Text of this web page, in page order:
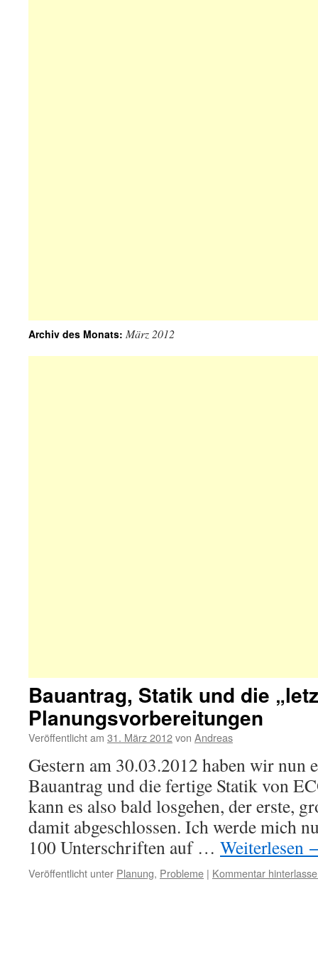
Archiv des Monats: März 2012
Bauantrag, Statik und die
Planungsvorbereitungen
Veröffentlicht am 31. März 2012von Andreas
Gestern am 30.03.2012 haben wir nun
Bauantrag und die fertige Statik von
kann es also bald losgehen, der erste,
damit abgeschlossen. Ich werde mich
100 Unterschriften auf … Weiterlesen
Veröffentlicht unter Planung, Probleme | Kommentar